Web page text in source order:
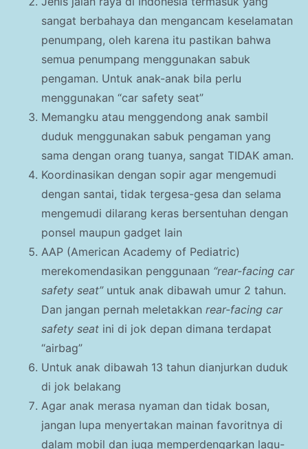
sangat berbahaya dan mengancam keselamatan
penumpang, oleh karena itu pastikan bahwa
semua penumpang menggunakan sabuk
pengaman. Untuk anak-anak bila perlu
menggunakan “car safety seat”
Memangku atau menggendong anak sambil
duduk menggunakan sabuk pengaman yang
sama dengan orang tuanya, sangat TIDAK aman.
Koordinasikan dengan sopir agar mengemudi
dengan santai, tidak tergesa-gesa dan selama
mengemudi dilarang keras bersentuhan dengan
ponsel maupun gadget lain
AAP (American Academy of Pediatric)
merekomendasikan penggunaan “rear-facing car
safety seat”untuk anak dibawah umur 2 tahun.
Dan jangan pernah meletakkan rear-facing car
safety seat ini di jok depan dimana terdapat
“airbag”
Untuk anak dibawah 13 tahun dianjurkan duduk
di jok belakang
Agar anak merasa nyaman dan tidak bosan,
jangan lupa menyertakan mainan favoritnya di
dalam mobil dan juga memperdengarkan lagu-